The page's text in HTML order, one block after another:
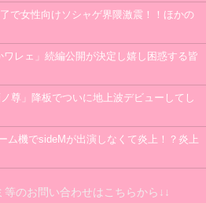
で女性向けソシャゲ界隈激震！！ほかの
ワレェ」続編公開が決定し嬉し困惑する皆
尊」降板でついに地上波デビューしてし
ム機でsideMが出演しなくて炎上！？炎上
のお問い合わせはこちらから↓↓